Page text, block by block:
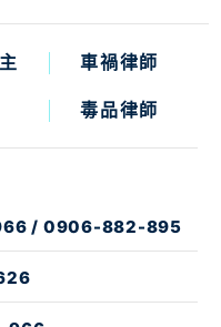
車禍律師
毒品律師
/ 0906-882-895